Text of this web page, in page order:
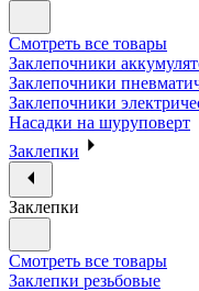
Смотреть все товары
Заклепочники
Заклепочники
Заклепочники
Насадки на шуруповерт
Заклепки
Заклепки
Смотреть все товары
Заклепки резьбовые